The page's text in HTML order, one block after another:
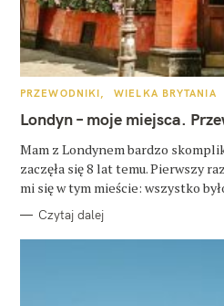
K
T
E
O
R
I
PRZEWODNIKI WIELKA BRYTANIA
Londyn – moje miejsca.
Mam z Londynem bardzo
zaczęła się 8 lat temu. Pierwszy
mi się w tym mieście: wszystko
Czytaj dalej